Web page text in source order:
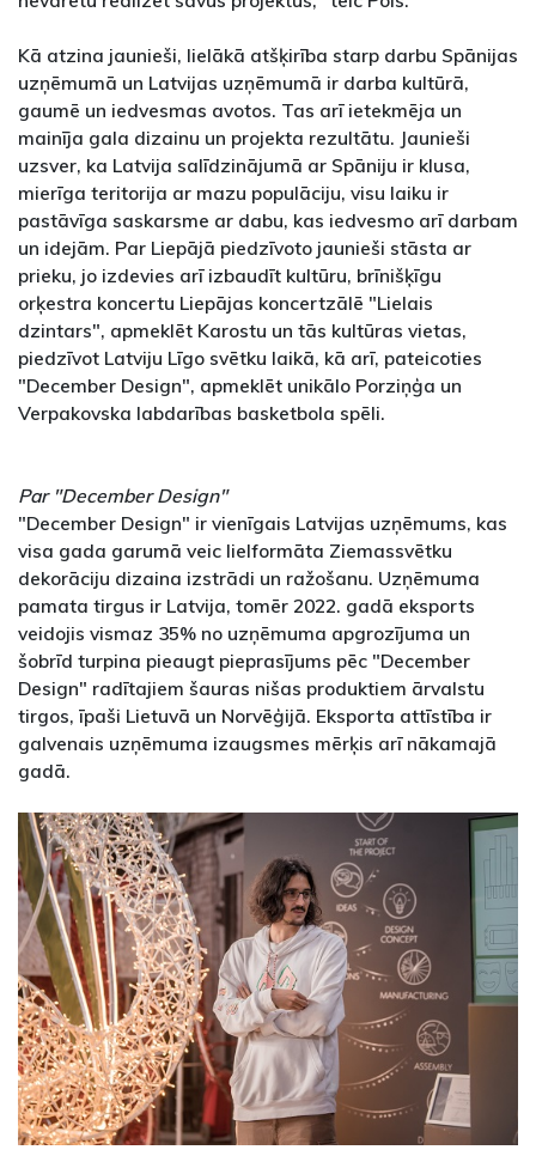
Kā atzina jaunieši, lielākā atšķirība starp darbu Spānijas
uzņēmumā un Latvijas uzņēmumā ir darba kultūrā,
gaumē un iedvesmas avotos. Tas arī ietekmēja un
mainīja gala dizainu un projekta rezultātu. Jaunieši
uzsver, ka Latvija salīdzinājumā ar Spāniju ir klusa,
mierīga teritorija ar mazu populāciju, visu laiku ir
pastāvīga saskarsme ar dabu, kas iedvesmo arī darbam
un idejām. Par Liepājā piedzīvoto jaunieši stāsta ar
prieku, jo izdevies arī izbaudīt kultūru, brīnišķīgu
orķestra koncertu Liepājas koncertzālē "Lielais
dzintars", apmeklēt Karostu un tās kultūras vietas,
piedzīvot Latviju Līgo svētku laikā, kā arī, pateicoties
"December Design", apmeklēt unikālo Porziņģa un
Verpakovska labdarības basketbola spēli.
Par "December Design"
"December Design" ir vienīgais Latvijas uzņēmums, kas
visa gada garumā veic lielformāta Ziemassvētku
dekorāciju dizaina izstrādi un ražošanu. Uzņēmuma
pamata tirgus ir Latvija, tomēr 2022. gadā eksports
veidojis vismaz 35% no uzņēmuma apgrozījuma un
šobrīd turpina pieaugt pieprasījums pēc "December
Design" radītajiem šauras nišas produktiem ārvalstu
tirgos, īpaši Lietuvā un Norvēģijā. Eksporta attīstība ir
galvenais uzņēmuma izaugsmes mērķis arī nākamajā
gadā.